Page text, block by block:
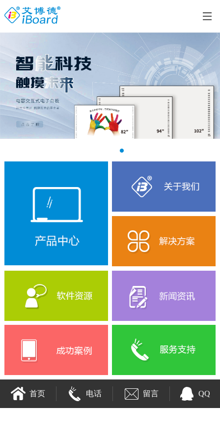
首页 电话 留言 QQ